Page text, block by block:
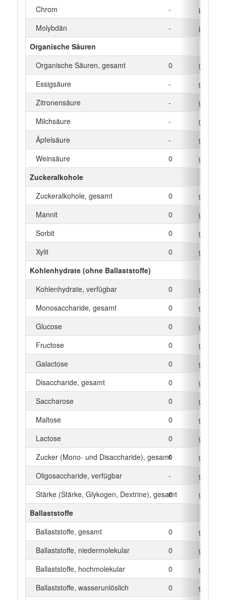
Chrom -
µg
Molybdän
-
µg
Organische Säuren
Organische Säuren, gesamt
0
g
Essigsäure
-
g
Zitronensäure
-
g
Milchsäure
-
g
Äpfelsäure
-
g
Weinsäure
0
g
Zuckeralkohole
Zuckeralkohole, gesamt
0
g
Mannit
0
g
Sorbit
0
g
Xylit
0
g
Kohlenhydrate (ohne Ballaststoffe)
Kohlenhydrate, verfügbar
0
g
Monosaccharide, gesamt
0
g
Glucose
0
g
Fructose
0
g
Galactose
0
g
Disaccharide, gesamt
0
g
Saccharose
0
g
Maltose
0
g
Lactose
0
g
Zucker (Mono- und Disaccharide), gesamt0
g
Oligosaccharide, verfügbar
-
g
Stärke (Stärke, Glykogen, Dextrine), gesamt
0
g
Ballaststoffe
Ballaststoffe, gesamt
0
g
Ballaststoffe, niedermolekular
0
g
Ballaststoffe, hochmolekular
0
g
Ballaststoffe, wasserunlöslich
0
g